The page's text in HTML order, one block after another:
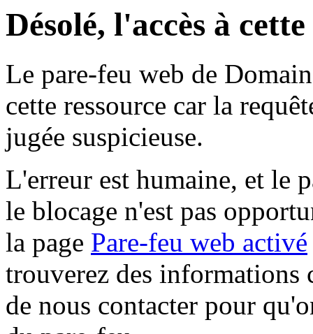
Désolé, l'accès à
Le pare-feu web de
cette ressource car la
jugée suspicieuse.
L'erreur est humaine, et le
le blocage n'est pas
la page Pare-feu web activé
trouverez des informations
de nous contacter pour